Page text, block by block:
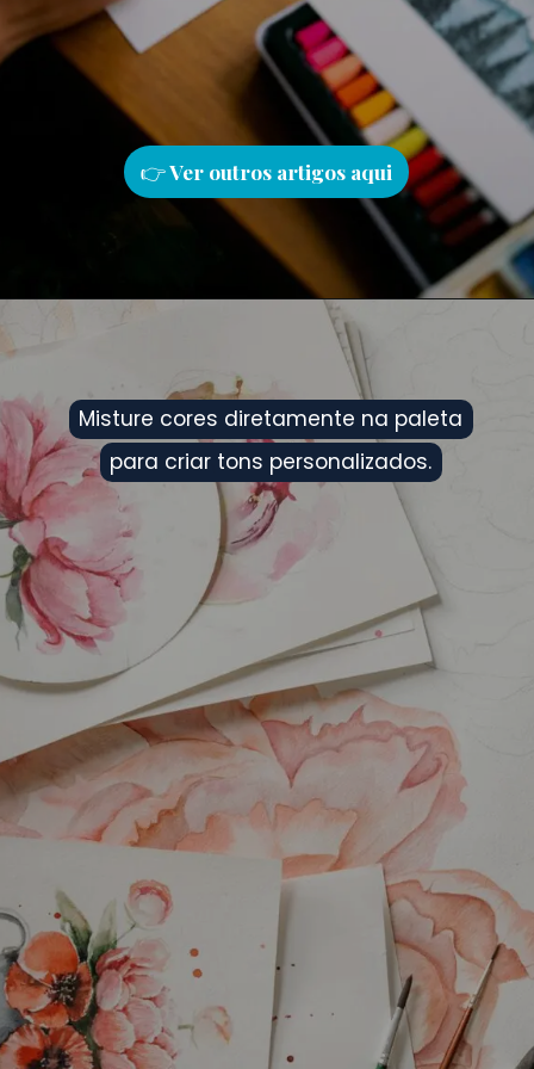
👉Ver outros artigos aqui
Misture cores diretamente na paleta
para criar tons personalizados.
Misture cores diretamente na paleta
para criar tons personalizados.